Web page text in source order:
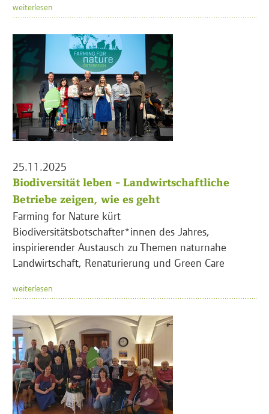
weiterlesen
25.11.2025
Biodiversität leben - Landwirtschaftliche
Betriebe zeigen, wie es geht
Farming for Nature kürt
Biodiversitätsbotschafter*innen des Jahres,
inspirierender Austausch zu Themen naturnahe
Landwirtschaft, Renaturierung und Green Care
weiterlesen